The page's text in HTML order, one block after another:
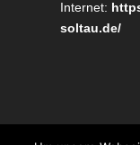
Internet:
soltau.de/